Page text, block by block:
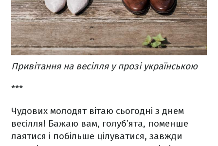
Привітання на весілля у прозі українською
***
Чудових молодят вітаю сьогодні з днем
весілля! Бажаю вам, голуб’ята, поменше
лаятися і побільше цілуватися, завжди